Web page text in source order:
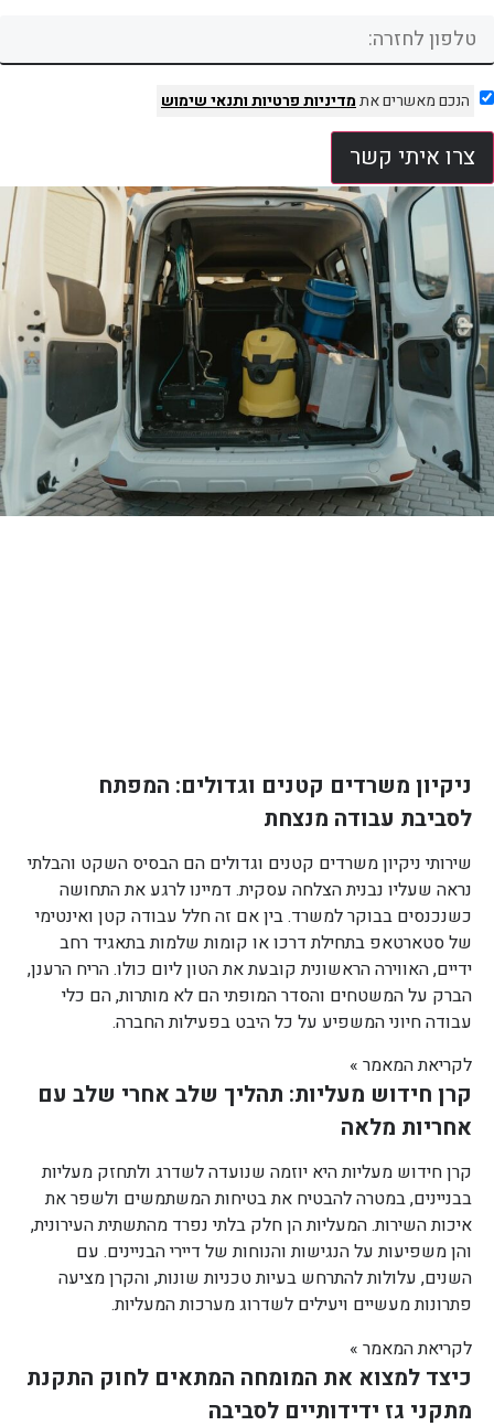
הנכם מאשרים אתמדיניות פרטיותותנאי שימוש
צרו איתי קשר
ניקיון משרדים קטנים וגדולים: המפתח
לסביבת עבודה מנצחת
שירותי ניקיון משרדים קטנים וגדולים הם הבסיס השקט והבלתי
נראה שעליו נבנית הצלחה עסקית. דמיינו לרגע את התחושה
כשנכנסים בבוקר למשרד. בין אם זה חלל עבודה קטן ואינטימי
של סטארטאפ בתחילת דרכו או קומות שלמות בתאגיד רחב
ידיים, האווירה הראשונית קובעת את הטון ליום כולו. הריח הרענן,
הברק על המשטחים והסדר המופתי הם לא מותרות, הם כלי
עבודה חיוני המשפיע על כל היבט בפעילות החברה.
לקריאת המאמר »
קרן חידוש מעליות: תהליך שלב אחרי שלב עם
אחריות מלאה
קרן חידוש מעליות היא יוזמה שנועדה לשדרג ולתחזק מעליות
בבניינים, במטרה להבטיח את בטיחות המשתמשים ולשפר את
איכות השירות. המעליות הן חלק בלתי נפרד מהתשתית העירונית,
והן משפיעות על הנגישות והנוחות של דיירי הבניינים. עם
השנים, עלולות להתרחש בעיות טכניות שונות, והקרן מציעה
פתרונות מעשיים ויעילים לשדרוג מערכות המעליות.
לקריאת המאמר »
כיצד למצוא את המומחה המתאים לחוק התקנת
מתקני גז ידידותיים לסביבה